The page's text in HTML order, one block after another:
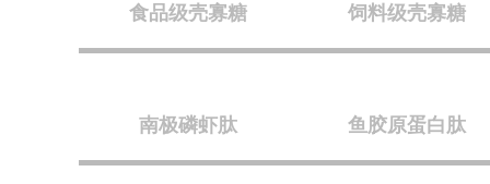
食品级壳寡糖 饲料级壳寡糖
南极磷虾肽 鱼胶原蛋白肽